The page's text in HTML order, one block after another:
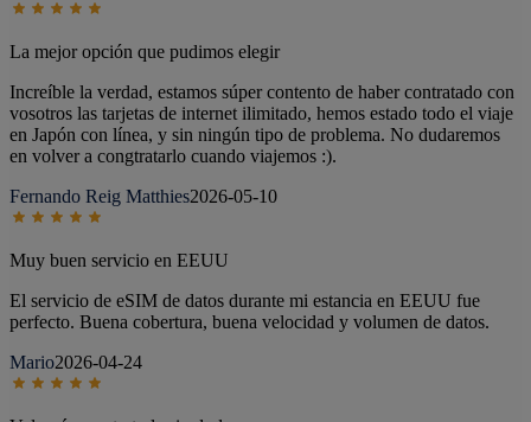
La mejor opción que pudimos elegir
Increíble la verdad, estamos súper contento de haber contratado con
vosotros las tarjetas de internet ilimitado, hemos estado todo el viaje
en Japón con línea, y sin ningún tipo de problema. No dudaremos
en volver a congtratarlo cuando viajemos :).
Fernando Reig Matthies2026-05-10
Muy buen servicio en EEUU
El servicio de eSIM de datos durante mi estancia en EEUU fue
perfecto. Buena cobertura, buena velocidad y volumen de datos.
Mario2026-04-24